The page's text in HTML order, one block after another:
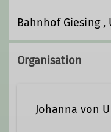
Bahnhof Giesing ,
Organisation
Johanna von